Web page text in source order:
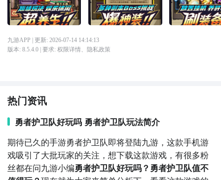
九游APP | 更新: 2026-07-14 14:14:13
版本: 8.5.4.0| 要求: 权限详情、 隐私政策
热门资讯
勇者护卫队好玩吗 勇者护卫队玩法简介
期待已久的手游勇者护卫队即将登陆九游，这款手机游
戏吸引了大批玩家的关注，想下载这款游戏，有很多粉
丝都在问九游小编勇者护卫队好玩吗？勇者护卫队值不